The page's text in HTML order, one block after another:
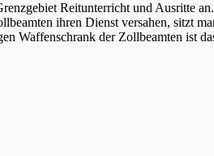
Reitunterricht und Ausritte
ihren Dienst versahen, sitzt
Waffenschrank der Zollbeamten ist